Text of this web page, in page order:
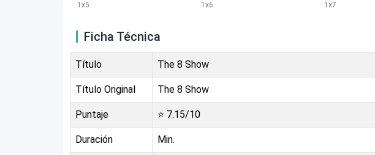
1 x5 1 x6 1 x7
Ficha Técnica
Título The 8 Show
Título Original The 8 Show
Puntaje ⭐ 7.15/10
Duración Min.